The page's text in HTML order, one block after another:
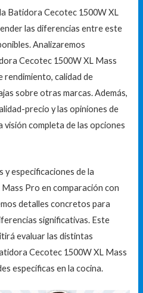
Batidora Cecotec 1500W XL
las diferencias entre este
Analizaremos
Cecotec 1500W XL Mass
rendimiento, calidad de
sobre otras marcas. Además,
precio y las opiniones de
completa de las opciones
especificaciones de la
Pro en comparación con
detalles concretos para
significativas. Este
evaluar las distintas
Cecotec 1500W XL Mass
específicas en la cocina.